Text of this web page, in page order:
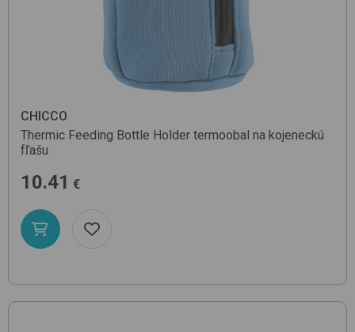
CHICCO
Thermic Feeding Bottle Holder termoobal na kojeneckú
fľašu
10.41 €